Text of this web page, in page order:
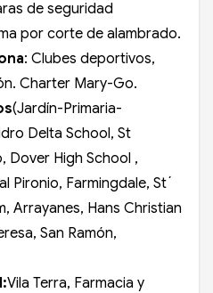
de seguridad
por corte de alambrado.
: Clubes deportivos,
Charter Mary-Go.
(Jardín-Primaria-
Delta School, St
Dover High School ,
Pironio, Farmingdale, St´
Arrayanes, Hans Christian
San Ramón,
Vila Terra, Farmacia y